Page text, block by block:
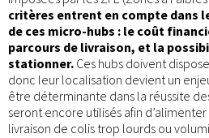
critères entrent en compte dans
de ces micro-hubs : le coût
parcours de livraison, et la
stationner. Ces hubs doivent
donc leur localisation devient un
être déterminante dans la réussite
seront encore utilisés afin
livraison de colis trop lourds ou